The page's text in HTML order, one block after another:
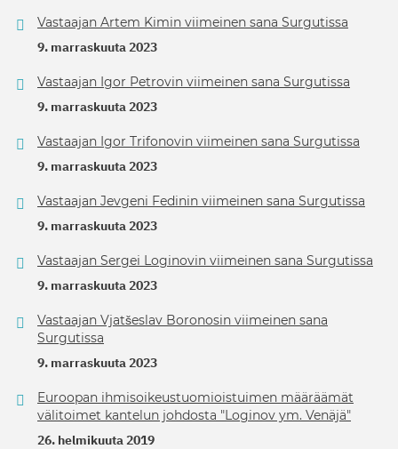
Vastaajan Artem Kimin viimeinen sana Surgutissa
9. marraskuuta 2023
Vastaajan Igor Petrovin viimeinen sana Surgutissa
9. marraskuuta 2023
Vastaajan Igor Trifonovin viimeinen sana Surgutissa
9. marraskuuta 2023
Vastaajan Jevgeni Fedinin viimeinen sana Surgutissa
9. marraskuuta 2023
Vastaajan Sergei Loginovin viimeinen sana Surgutissa
9. marraskuuta 2023
Vastaajan Vjatšeslav Boronosin viimeinen sana
Surgutissa
9. marraskuuta 2023
Euroopan ihmisoikeustuomioistuimen määräämät
välitoimet kantelun johdosta "Loginov ym. Venäjä"
26. helmikuuta 2019